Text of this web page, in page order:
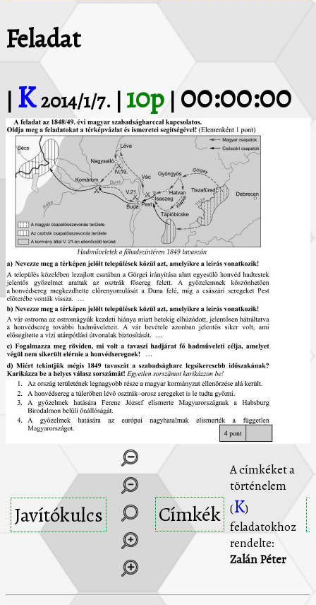
Feladat
| K2014/1/7. | 10p | 00:00:00
Javítókulcs Címkék
A címkéket a
történelem
(K)
feladatokhoz
rendelte:
Zalán Péter